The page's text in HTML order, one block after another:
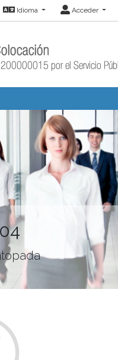
Idioma Acceder